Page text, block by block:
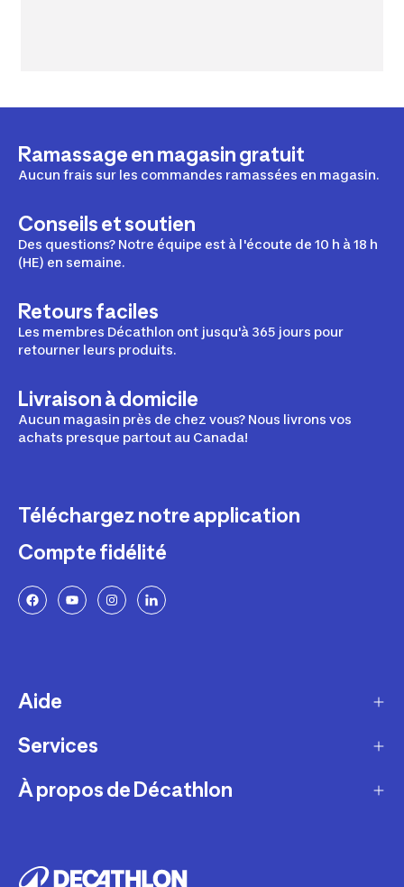
Ramassage en magasin gratuit
Aucun frais sur les commandes ramassées en magasin.
Conseils et soutien
Des questions? Notre équipe est à l'écoute de 10 h à 18 h
(HE) en semaine.
Retours faciles
Les membres Décathlon ont jusqu'à 365 jours pour
retourner leurs produits.
Livraison à domicile
Aucun magasin près de chez vous? Nous livrons vos
achats presque partout au Canada!
Téléchargez notre application
Compte fidélité
Aide
Livraison
Retours et échanges
Services
Programme de fidélité
Cartes-cadeaux
À propos de Décathlon
Carrières